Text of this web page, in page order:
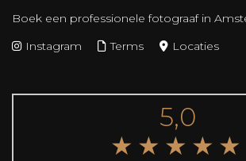
Boek een professionele fotograaf in
Instagram
Terms Locaties
5,0
★★★★★